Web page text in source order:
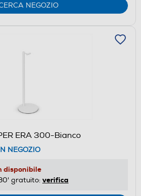
NEGOZIO
ERA 300-Bianco
NEGOZIO
disponibile
gratuito: verifica